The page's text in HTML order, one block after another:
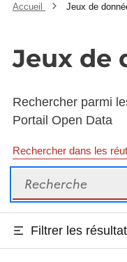
Accueil Jeux de
Jeux de
Rechercher parmi
Portail Open Data
Rechercher dans les
Recherche
Filtrer les